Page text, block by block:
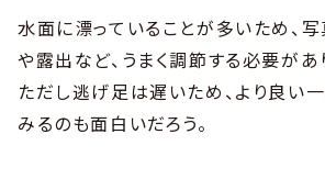
水面に漂っていることが多いため、
や露出など、うまく調節する必要があ
ただし逃げ足は遅いため、より良い
みるのも面白いだろう。